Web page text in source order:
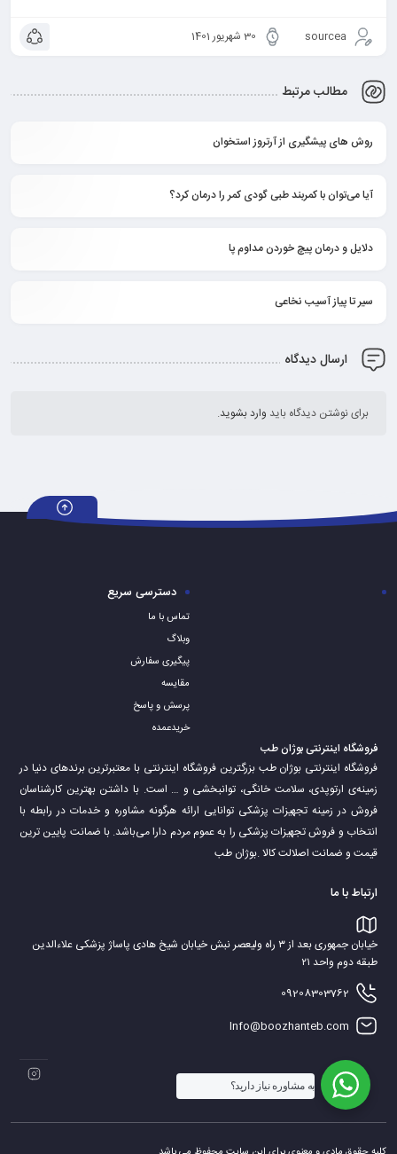
sourcea 30 شهریور 1401
مطالب مرتبط
روش های پیشگیری از آرتروز استخوان
آیا می‌توان با کمربند طبی گودی کمر را درمان کرد؟
دلایل و درمان پیچ خوردن مداوم پا
سیر تا پیاز آسیب نخاعی
ارسال دیدگاه
برای نوشتن دیدگاه باید وارد بشوید.
دسترسی سریع
تماس با ما
وبلاگ
پیگیری سفارش
مقایسه
پرسش و پاسخ
خریدعمده
فروشگاه اینترنتی بوژان طب
فروشگاه اینترنتی بوژان طب بزرگترین فروشگاه اینترنتی با معتبرترین برندهای دنیا در
زمینه‌ی ارتوپدی، سلامت خانگی، توانبخشی و … است. با داشتن بهترین کارشناسان
فروش در زمینه تجهیزات پزشکی توانایی ارائه هرگونه مشاوره و خدمات در رابطه با
انتخاب و فروش تجهیزات پزشکی را به عموم مردم دارا می‌‌‌‌باشد. با ضمانت پایین ترین
قیمت و ضمانت اصلالت کالا .بوژان طب
ارتباط با ما
خیابان جمهوری بعد از ۳ راه ولیعصر نبش خیابان شیخ هادی پاساژ پزشکی علاءالدین
طبقه دوم واحد ۲۱
09208303762
Info@boozhanteb.com
به مشاوره نیاز دارید؟